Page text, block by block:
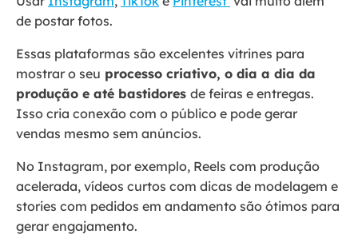
de postar fotos.
Essas plataformas são excelentes vitrines para
mostrar o seu processo criativo, o dia a dia da
produção e até bastidores de feiras e entregas.
Isso cria conexão com o público e pode gerar
vendas mesmo sem anúncios.
No Instagram, por exemplo, Reels com produção
acelerada, vídeos curtos com dicas de modelagem e
stories com pedidos em andamento são ótimos para
gerar engajamento.